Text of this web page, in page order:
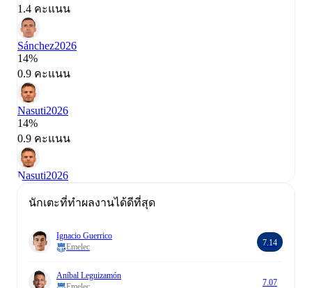
1.4 คะแนน
Sánchez2026
14%
0.9 คะแนน
Nasuti2026
14%
0.9 คะแนน
Nasuti2026
นักเตะที่ทำผลงานได้ดีที่สุด
Ignacio Guerrico
Emelec
7.14
Aníbal Leguizamón
7.07